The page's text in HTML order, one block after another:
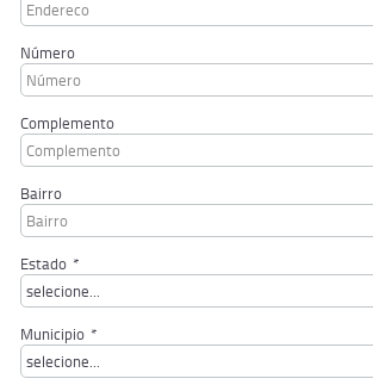
Número
Complemento
Bairro
Estado *
selecione...
Municipio *
selecione...